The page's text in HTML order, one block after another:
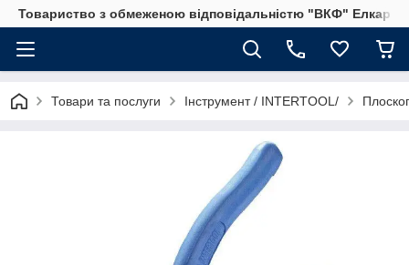
Товариство з обмеженою відповідальністю "ВКФ" Елкар"
Товари та послуги Інструмент / INTERTOOL/